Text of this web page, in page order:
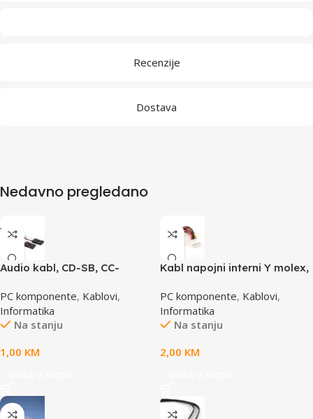
Recenzije
Dostava
Nedavno pregledano
Audio kabl, CD-SB, CC-
PC komponente, Kablovi,
Informatika
Na stanju
1,00 KM
Kabl napojni interni Y molex,
4pin 1x female to 2x male
PC komponente, Kablovi,
Informatika
Na stanju
2,00 KM